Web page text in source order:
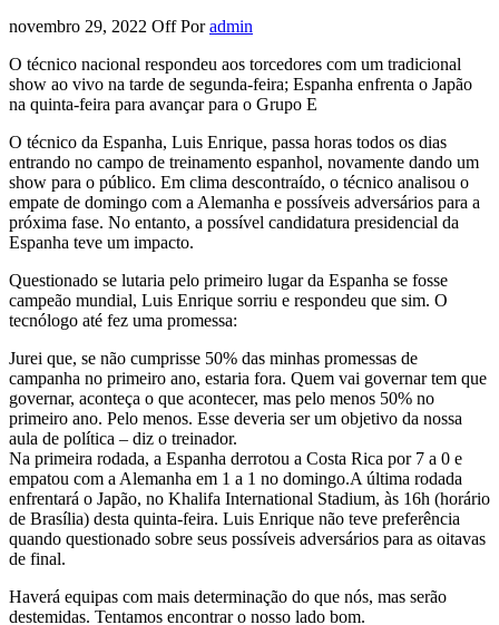
novembro 29, 2022 OffPor admin
O técnico nacional respondeu aos torcedores com um tradicional
show ao vivo na tarde de segunda-feira; Espanha enfrenta o Japão
na quinta-feira para avançar para o Grupo E
O técnico da Espanha, Luis Enrique, passa horas todos os dias
entrando no campo de treinamento espanhol, novamente dando um
show para o público. Em clima descontraído, o técnico analisou o
empate de domingo com a Alemanha e possíveis adversários para a
próxima fase. No entanto, a possível candidatura presidencial da
Espanha teve um impacto.
Questionado se lutaria pelo primeiro lugar da Espanha se fosse
campeão mundial, Luis Enrique sorriu e respondeu que sim. O
tecnólogo até fez uma promessa:
Jurei que, se não cumprisse 50% das minhas promessas de
campanha no primeiro ano, estaria fora. Quem vai governar tem que
governar, aconteça o que acontecer, mas pelo menos 50% no
primeiro ano. Pelo menos. Esse deveria ser um objetivo da nossa
aula de política – diz o treinador.
Na primeira rodada, a Espanha derrotou a Costa Rica por 7 a 0 e
empatou com a Alemanha em 1 a 1 no domingo.A última rodada
enfrentará o Japão, no Khalifa International Stadium, às 16h (horário
de Brasília) desta quinta-feira. Luis Enrique não teve preferência
quando questionado sobre seus possíveis adversários para as oitavas
de final.
Haverá equipas com mais determinação do que nós, mas serão
destemidas. Tentamos encontrar o nosso lado bom.